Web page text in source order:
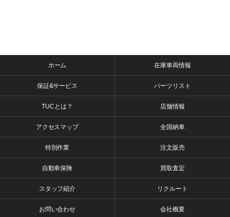
ホーム 在庫車両情報
保証&サービス パーツリスト
TUCとは？ 店舗情報
アクセスマップ 全国納車
特別作業 注文販売
自動車保険 買取査定
スタッフ紹介 リクルート
お問い合わせ 会社概要